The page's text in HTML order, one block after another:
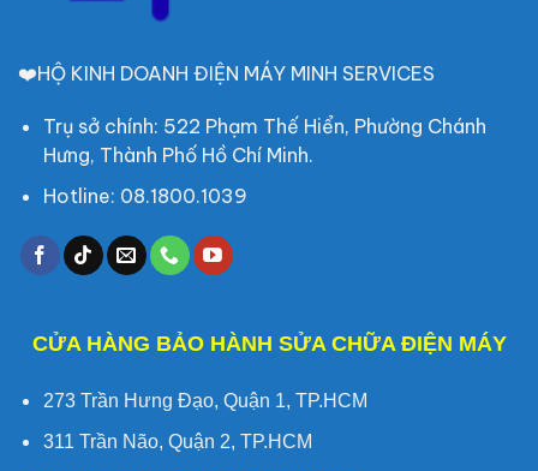
❤️HỘ KINH DOANH ĐIỆN MÁY MINH SERVICES
Trụ sở chính: 522 Phạm Thế Hiển, Phường Chánh
Hưng, Thành Phố Hồ Chí Minh.
Hotline: 08.1800.1039
CỬA HÀNG BẢO HÀNH SỬA CHỮA ĐIỆN MÁY
273 Trần Hưng Đạo, Quận 1, TP.HCM
311 Trần Não, Quận 2, TP.HCM